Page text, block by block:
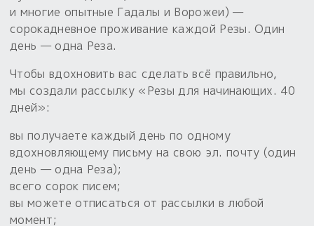
Обрядовые предметы
Расходные материалы
Готовые заговоры и обряды
Сундучок
Об авторе и издательстве
Наборы для книг
Электронные книги
Гадание он-лайн
Приложение для гадания
30 вариантов раскладов по системе Рез Рода:
Предметы
Магические наборы
Для алтаря
Расходные материалы
С чего начать?в лавке!
«Резы Рода. Нежиты» и «Резы
Рода.Духи-Хозяева» с колодами
толковники со значениями, раскладами,
и многие опытные Гадалы и Ворожеи) —
сорокадневное проживание каждой Резы. Один
день — одна Реза.
Чтобы вдохновить вас сделать всё правильно,
мы создали рассылку «Резы для начинающих. 40
дней»:
вы получаете каждый день по одному
вдохновляющему письму на свою эл. почту (один
день — одна Реза);
всего сорок писем;
вы можете отписаться от рассылки в любой
момент;